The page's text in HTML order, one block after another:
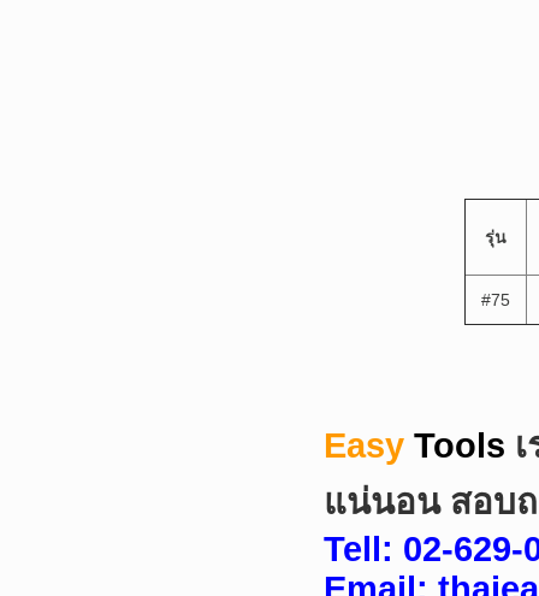
รุ่น
#75
Easy Tools
แน่นอน สอบ
Tell: 02-629-